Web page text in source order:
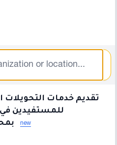
تقديم خدمات التحويلات
للمستفيدين
new